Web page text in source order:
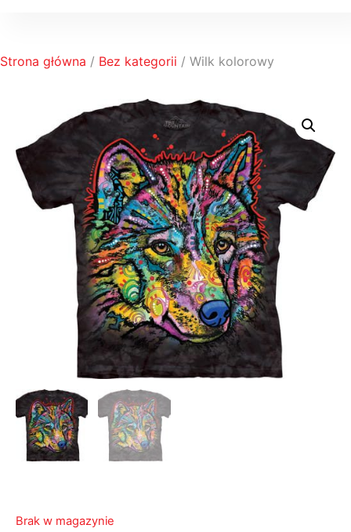
Strona główna / Bez kategorii / Wilk kolorowy
Brak w magazynie